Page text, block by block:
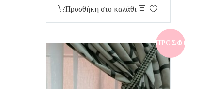
price
τρέχουσα
€10,00.
Προσθήκη στο καλάθι
ΠΡΟΣΦΟΡΆ!